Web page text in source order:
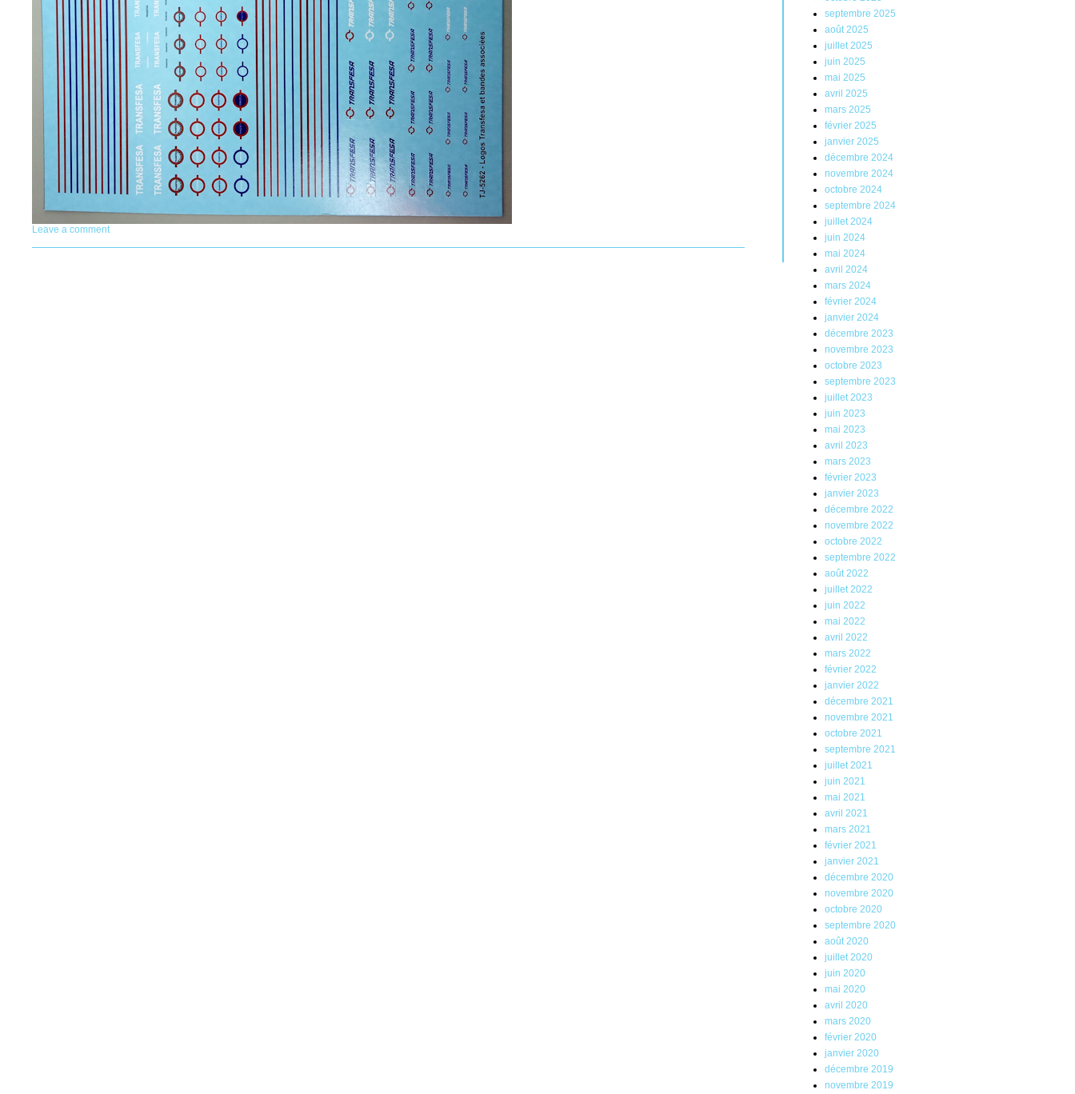
Leave a comment
septembre 2025
août 2025
juillet 2025
juin 2025
mai 2025
avril 2025
mars 2025
février 2025
janvier 2025
décembre 2024
novembre 2024
octobre 2024
septembre 2024
juillet 2024
juin 2024
mai 2024
avril 2024
mars 2024
février 2024
janvier 2024
décembre 2023
novembre 2023
octobre 2023
septembre 2023
juillet 2023
juin 2023
mai 2023
avril 2023
mars 2023
février 2023
janvier 2023
décembre 2022
novembre 2022
octobre 2022
septembre 2022
août 2022
juillet 2022
juin 2022
mai 2022
avril 2022
mars 2022
février 2022
janvier 2022
décembre 2021
novembre 2021
octobre 2021
septembre 2021
juillet 2021
juin 2021
mai 2021
avril 2021
mars 2021
février 2021
janvier 2021
décembre 2020
novembre 2020
octobre 2020
septembre 2020
août 2020
juillet 2020
juin 2020
mai 2020
avril 2020
mars 2020
février 2020
janvier 2020
décembre 2019
novembre 2019